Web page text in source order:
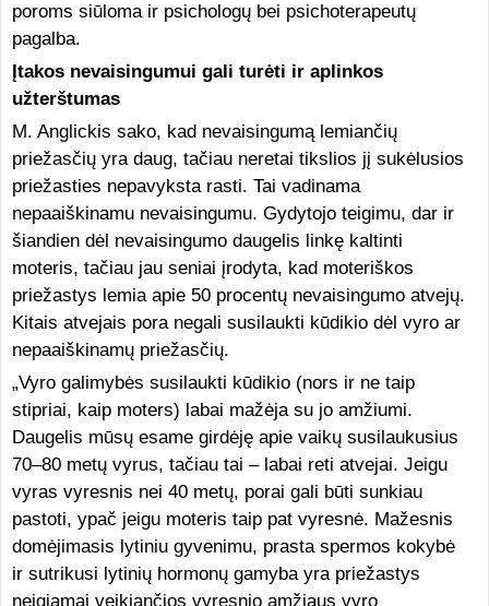
poroms siūloma ir psichologų bei psichoterapeutų
pagalba.
Įtakos nevaisingumui gali turėti ir aplinkos
užterštumas
M. Anglickis sako, kad nevaisingumą lemiančių
priežasčių yra daug, tačiau neretai tikslios jį sukėlusios
priežasties nepavyksta rasti. Tai vadinama
nepaaiškinamu nevaisingumu. Gydytojo teigimu, dar ir
šiandien dėl nevaisingumo daugelis linkę kaltinti
moteris, tačiau jau seniai įrodyta, kad moteriškos
priežastys lemia apie 50 procentų nevaisingumo atvejų.
Kitais atvejais pora negali susilaukti kūdikio dėl vyro ar
nepaaiškinamų priežasčių.
„Vyro galimybės susilaukti kūdikio (nors ir ne taip
stipriai, kaip moters) labai mažėja su jo amžiumi.
Daugelis mūsų esame girdėję apie vaikų susilaukusius
70–80 metų vyrus, tačiau tai – labai reti atvejai. Jeigu
vyras vyresnis nei 40 metų, porai gali būti sunkiau
pastoti, ypač jeigu moteris taip pat vyresnė. Mažesnis
domėjimasis lytiniu gyvenimu, prasta spermos kokybė
ir sutrikusi lytinių hormonų gamyba yra priežastys
neigiamai veikiančios vyresnio amžiaus vyro